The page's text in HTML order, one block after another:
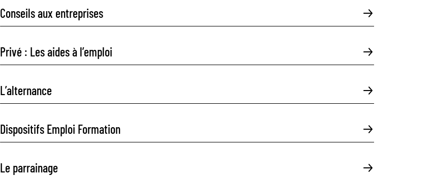
Conseils aux entreprises
Privé : Les aides à l’emploi
L’alternance
Dispositifs Emploi Formation
Le parrainage